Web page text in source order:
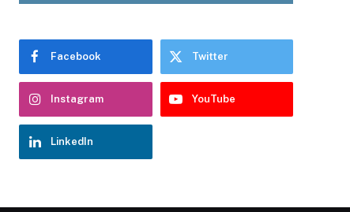
Facebook Twitter
Instagram YouTube
LinkedIn